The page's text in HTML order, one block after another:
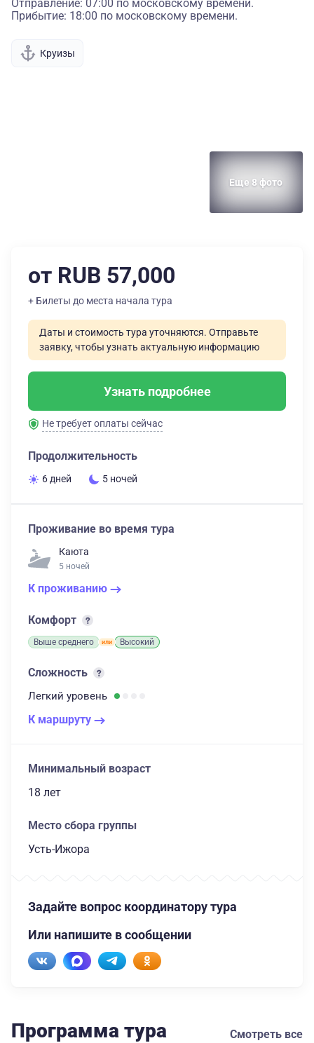
Отправление: 07:00 по московскому времени.
Прибытие: 18:00 по московскому времени.
Круизы
Еще 8 фото
от RUB 57,000
+ Билеты до места начала тура
Даты и стоимость тура уточняются. Отправьте
заявку, чтобы узнать актуальную информацию
Узнать подробнее
Не требует оплаты сейчас
Продолжительность
6 дней 5 ночей
Проживание во время тура
Каюта
5 ночей
К проживанию
Комфорт
Выше среднего Высокий
Сложность
Легкий уровень
К маршруту
Минимальный возраст
18 лет
Место сбора группы
Усть-Ижора
Задайте вопрос координатору тура
Или напишите в сообщении
Программа тура Смотреть все